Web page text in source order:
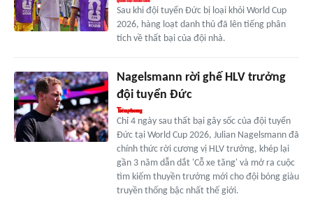
Sau khi đội tuyển Đức bị loại khỏi World Cup
2026, hàng loạt danh thủ đã lên tiếng phân
tích về thất bại của đội nhà.
Nagelsmann rời ghế HLV trưởng
đội tuyển Đức
Chỉ 4 ngày sau thất bại gây sốc của đội tuyển
Đức tại World Cup 2026, Julian Nagelsmann đã
chính thức rời cương vị HLV trưởng, khép lại
gần 3 năm dẫn dắt 'Cỗ xe tăng' và mở ra cuộc
tìm kiếm thuyền trưởng mới cho đội bóng giàu
truyền thống bậc nhất thế giới.